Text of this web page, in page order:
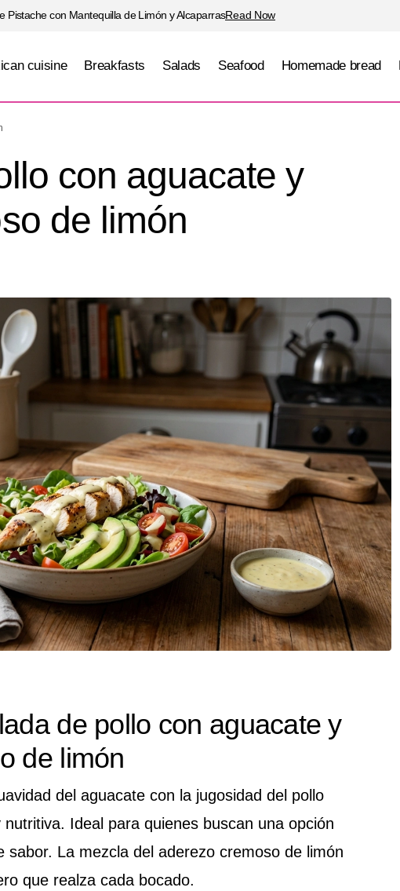
Pistache con Mantequilla de Limón y AlcaparrasRead Now
cuisine Breakfasts Salads Seafood Homemade bread
de pollo con aguacate y aderezo cremoso de limón
con aguacate y
de limón
de pollo con aguacate y
de limón
del aguacate con la jugosidad del pollo
Ideal para quienes buscan una opción
sabor. La mezcla del aderezo cremoso de limón
que realza cada bocado.